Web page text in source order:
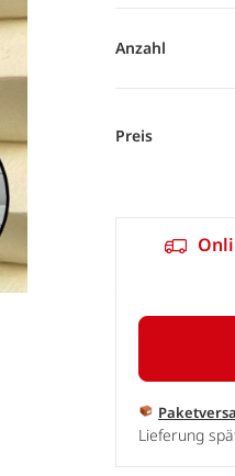
Anzahl
Preis
Lieferung